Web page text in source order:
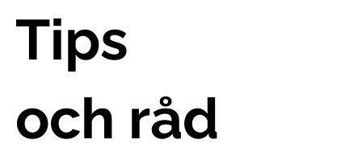
Tips
och råd